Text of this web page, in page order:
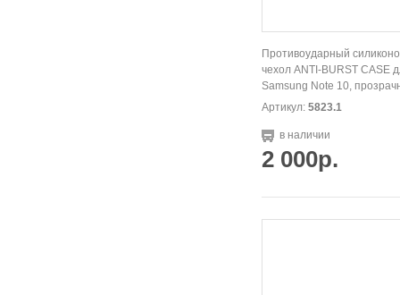
Противоударный
чехол ANTI-BURST CASE
Samsung Note 10,
Артикул: 5823.1
в наличии
2 000р.